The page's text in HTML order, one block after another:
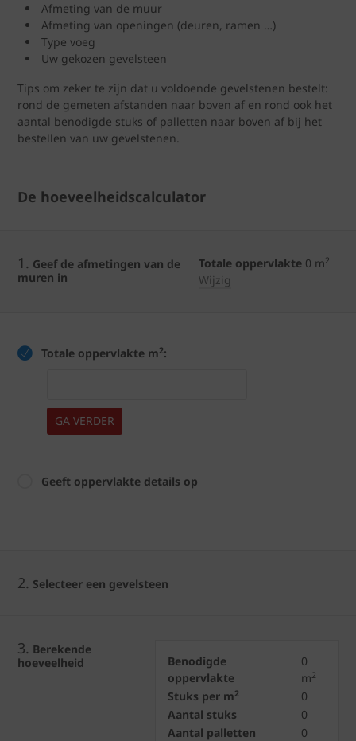
Afmeting van de muur
Afmeting van openingen (deuren, ramen …)
Type voeg
Uw gekozen gevelsteen
Tips om zeker te zijn dat u voldoende gevelstenen bestelt:
rond de gemeten afstanden naar boven af en rond ook het
aantal benodigde stuks of palletten naar boven af bij het
bestellen van uw gevelstenen.
De hoeveelheidscalculator
1. Geef de afmetingen van de
muren in
Totale oppervlakte 0 m2
Wijzig
Totale oppervlakte m2:
GA VERDER
Geeft oppervlakte details op
2. Selecteer een gevelsteen
3. Berekende
hoeveelheid
Benodigde
oppervlakte
0
m2
Stuks per m2
0
Aantal stuks
0
Aantal palletten
0